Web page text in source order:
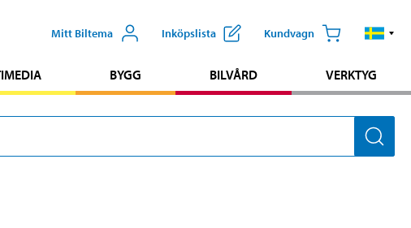
Mitt Biltema Inköpslista Kundvagn
BYGG BILVÅRD VERKTYG